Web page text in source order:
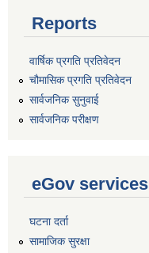
Reports
वार्षिक प्रगति प्रतिवेदन
चौमासिक प्रगति प्रतिवेदन
सार्वजनिक सुनुवाई
सार्वजनिक परीक्षण
eGov services
घटना दर्ता
सामाजिक सुरक्षा